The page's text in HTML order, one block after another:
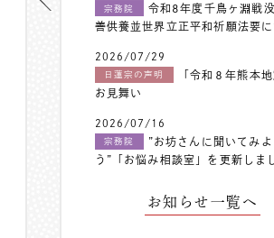
宗務院
令和8年度千鳥ヶ淵戦
善供養並世界立正平和祈願法要に
2026/07/29
日蓮宗の声明
「令和８年熊本
お見舞い
2026/07/16
宗務院
”お坊さんに聞いてみよ
う”「お悩み相談室」を更新しま
お知らせ一覧へ